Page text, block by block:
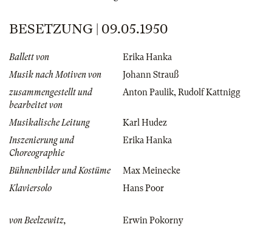
BESETZUNG | 09.05.1950
Ballett von
Erika Hanka
Musik nach Motiven von
Johann Strauß
zusammengestellt und
bearbeitet von
Anton Paulik, Rudolf Kattnigg
Musikalische Leitung
Karl Hudez
Inszenierung und
Choreographie
Erika Hanka
Bühnenbilder und Kostüme
Max Meinecke
Klaviersolo
Hans Poor
von Beelzewitz,
Erwin Pokorny